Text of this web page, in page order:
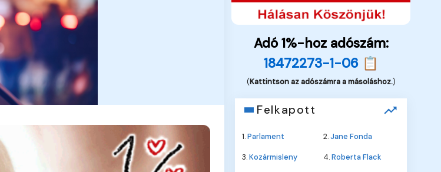
Adó 1%-hoz adószám:
18472273-1-06 📋
(Kattintson az adószámra a másoláshoz.)
Felkapott
1.Parlament 2.Jane Fonda
3.Kozármisleny 4.Roberta Flack